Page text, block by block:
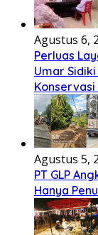
Agustus 6,
Perluas
Umar
Konservasi
Agustus 5,
PT GLP
Hanya